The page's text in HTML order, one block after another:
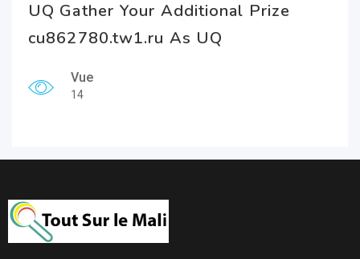
UQ Gather Your Additional Prize
cu862780.tw1.ru As UQ
Vue
14